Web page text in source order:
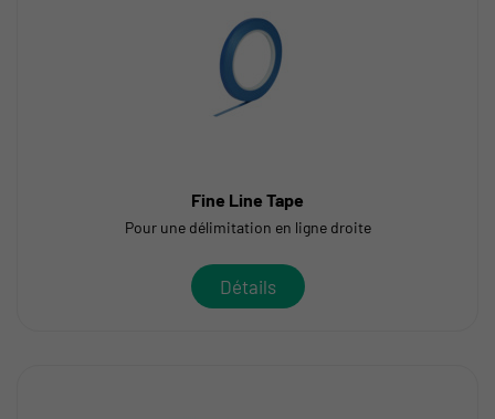
Fine Line Tape
Pour une délimitation en ligne droite
Détails